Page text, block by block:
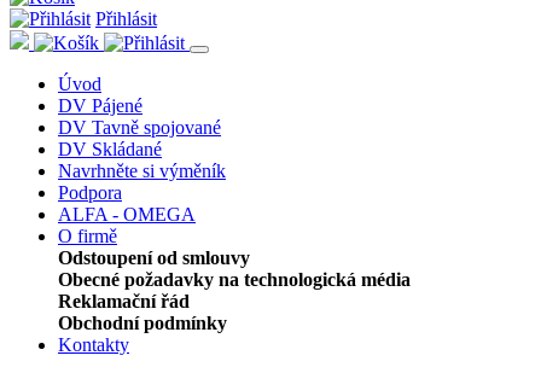
Přihlásit
Úvod
DV Pájené
DV Tavně spojované
DV Skládané
Navrhněte si výměník
Podpora
ALFA - OMEGA
O firmě
Odstoupení od smlouvy
Obecné požadavky na technologická média
Reklamační řád
Obchodní podmínky
Kontakty